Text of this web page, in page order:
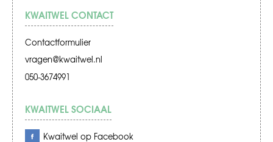
KWAITWEL CONTACT
Contactformulier
vragen@kwaitwel.nl
050-3674991
KWAITWEL SOCIAAL
Kwaitwel op Facebook